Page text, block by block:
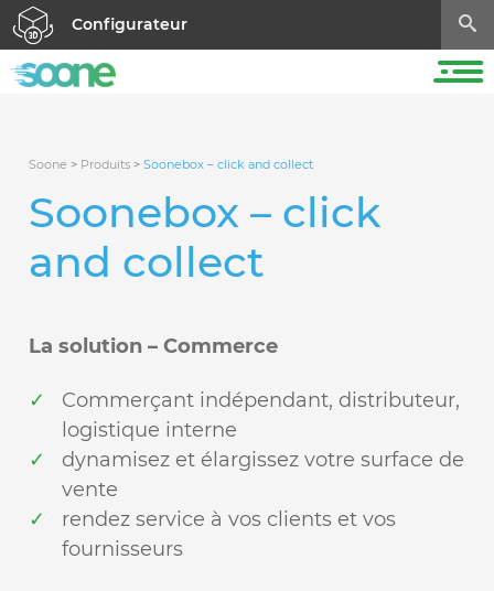
Configurateur
Soone > Produits >Soonebox – click and collect
Soonebox – click
and collect
La solution – Commerce
Commerçant indépendant, distributeur,
logistique interne
dynamisez et élargissez votre surface de
vente
rendez service à vos clients et vos
fournisseurs